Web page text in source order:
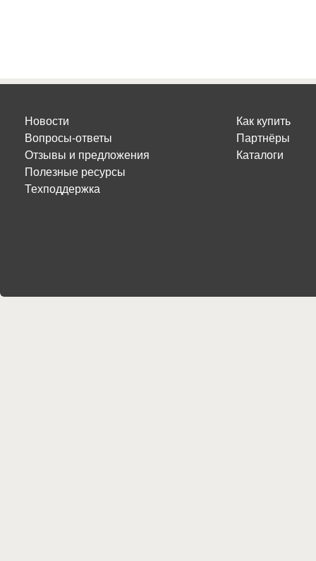
Новости
Вопросы-ответы
Отзывы и предложения
Полезные ресурсы
Техподдержка
Как купить
Партнёры
Каталоги